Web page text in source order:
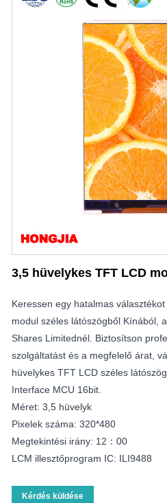
3,5 hüvelykes TFT LCD
Keressen egy hatalmas
modul széles látószögből Kínából,
Shares Limitednél. Biztosítson
szolgáltatást és a megfelelő árat,
hüvelykes TFT LCD széles
Interface MCU 16bit.
Méret: 3,5 hüvelyk
Pixelek száma: 320*480
Megtekintési irány: 12：00
LCM illesztőprogram IC: ILI9488
Kérdés küldése